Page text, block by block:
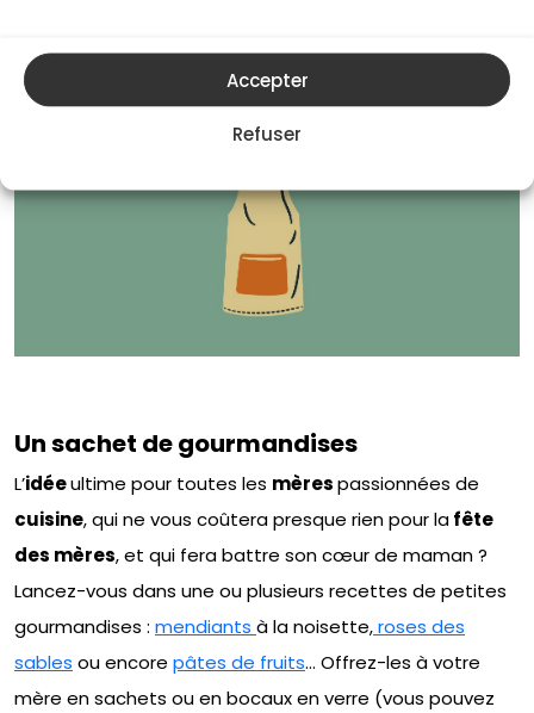
Accepter
Refuser
Un sachet de gourmandises
L’idéeultime pour toutes les mèrespassionnées de
cuisine, qui ne vous coûtera presque rien pour lafête
des mères, et qui fera battre son cœur de maman ?
Lancez-vous dans une ou plusieurs recettes de petites
gourmandises : mendiants à la noisette,roses des
sables ou encore pâtes de fruits… Offrez-les à votre
mère en sachets ou en bocaux en verre (vous pouvez